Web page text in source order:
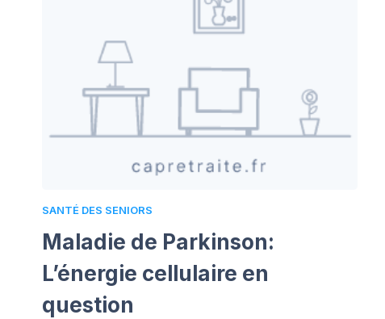
SANTÉ DES SENIORS
Maladie de Parkinson:
L’énergie cellulaire en
question